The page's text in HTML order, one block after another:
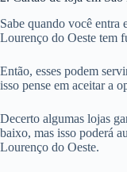
Sabe quando você entra
Lourenço do Oeste tem
Então, esses podem
isso pense em aceitar a
Decerto algumas lojas
baixo, mas isso poderá
Lourenço do Oeste.